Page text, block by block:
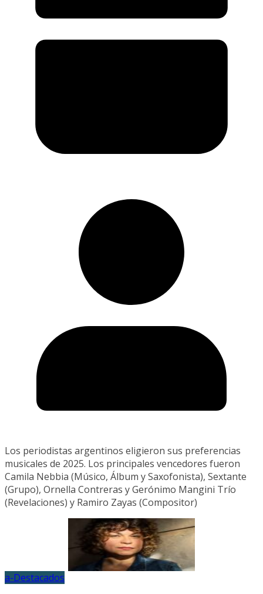
Los periodistas argentinos eligieron sus preferencias
musicales de 2025. Los principales vencedores fueron
Camila Nebbia (Músico, Álbum y Saxofonista), Sextante
(Grupo), Ornella Contreras y Gerónimo Mangini Trío
(Revelaciones) y Ramiro Zayas (Compositor)
a-Destacados